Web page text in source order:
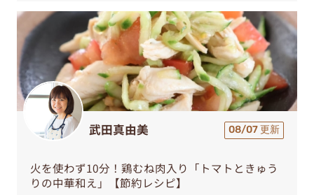
武田真由美 08/07 更新
火を使わず10分！鶏むね肉入り「トマトときゅう
りの中華和え」【節約レシピ】